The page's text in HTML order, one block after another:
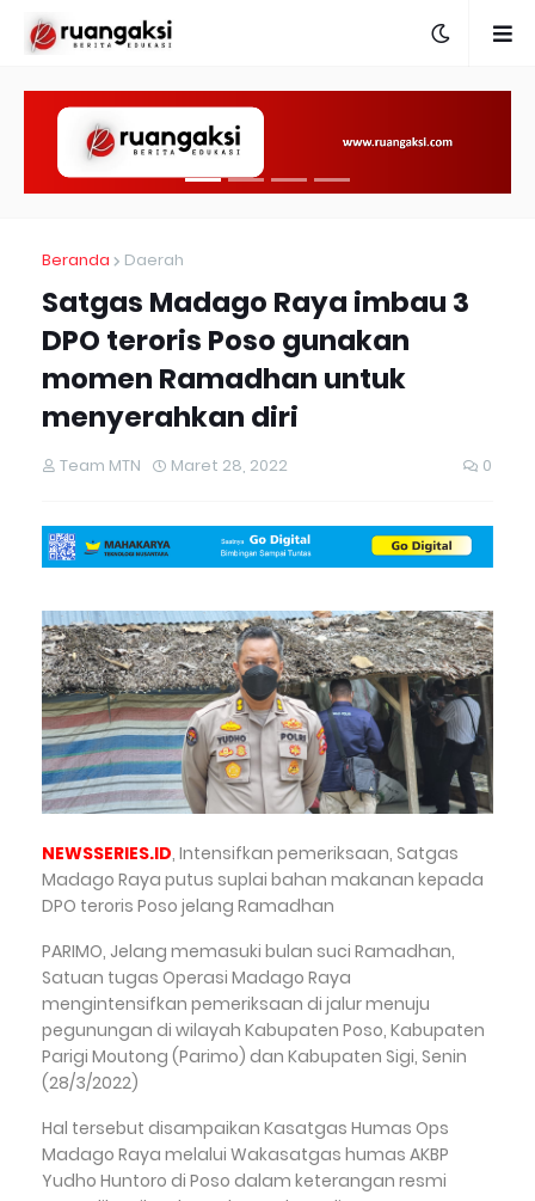
Beranda Daerah
Satgas Madago Raya imbau 3
DPO teroris Poso gunakan
momen Ramadhan untuk
menyerahkan diri
Team MTN Maret 28, 2022 0
NEWSSERIES.ID, Intensifkan pemeriksaan, Satgas
Madago Raya putus suplai bahan makanan kepada
DPO teroris Poso jelang Ramadhan
PARIMO, Jelang memasuki bulan suci Ramadhan,
Satuan tugas Operasi Madago Raya
mengintensifkan pemeriksaan di jalur menuju
pegunungan di wilayah Kabupaten Poso, Kabupaten
Parigi Moutong (Parimo) dan Kabupaten Sigi, Senin
(28/3/2022)
Hal tersebut disampaikan Kasatgas Humas Ops
Madago Raya melalui Wakasatgas humas AKBP
Yudho Huntoro di Poso dalam keterangan resmi